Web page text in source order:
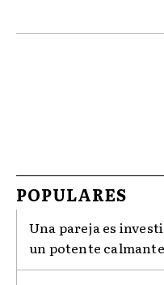
POPULARES
Una pareja es
un potente calmante